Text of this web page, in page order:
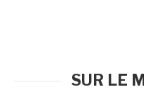
SUR LE